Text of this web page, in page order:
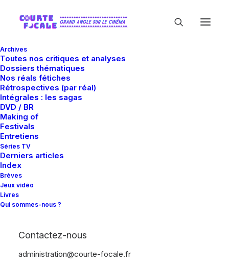
Archives
Toutes nos critiques et analyses
Dossiers thématiques
Nos réals fétiches
Rétrospectives (par réal)
Intégrales : les sagas
DVD / BR
Making of
Festivals
Entretiens
Séries TV
Derniers articles
Index
Brèves
Jeux vidéo
Livres
Qui sommes-nous ?
Contactez-nous
administration@courte-focale.fr